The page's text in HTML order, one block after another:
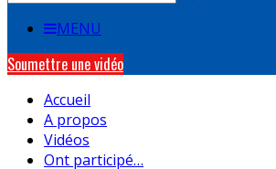
MENU
Soumettre une vidéo
Accueil
A propos
Vidéos
Ont participé…